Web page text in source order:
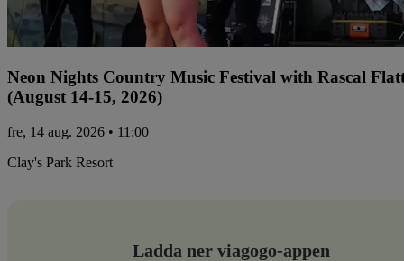
Neon Nights Country Music Festival with Rascal
(August 14-15, 2026)
fre, 14 aug. 2026 • 11:00
Clay's Park Resort
Ladda ner viagogo-appen